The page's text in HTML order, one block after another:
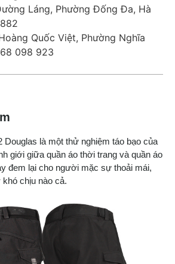
Láng, Phường Đống Đa, Hà
Quốc Việt, Phường Nghĩa
098 923
Douglas là một thử nghiệm táo bạo của
giới giữa quần áo thời trang và quần áo
đem lại cho người mặc sự thoải mái,
khó chịu nào cả.